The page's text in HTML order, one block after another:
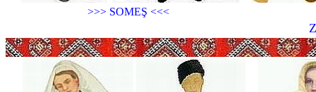
>>> SOMEŞ <<<